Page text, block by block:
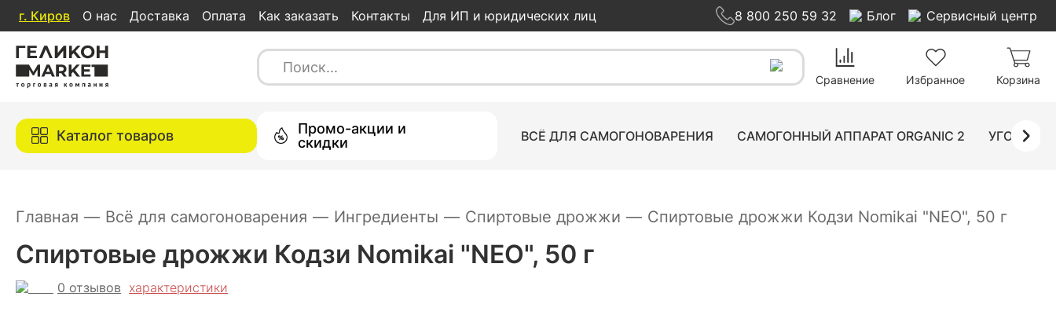
г. Киров О нас Доставка Оплата Как заказать Контакты Для ИП и юридических лиц 8 800 250 59 32 Блог Сервисный центр
Сравнение Избранное Корзина
Каталог товаров
Промо-акции и
скидки
ВСЁ ДЛЯ САМОГОНОВАРЕНИЯ САМОГОННЫЙ АППАРАТ ORGANIC 2
Главная — Всё для самогоноварения — Ингредиенты — Спиртовые дрожжи — Спиртовые дрожжи Кодзи Nomikai "NEO", 50 г
Спиртовые дрожжи Кодзи Nomikai "NEO", 50 г 88₽ Нет в наличии
Спиртовые дрожжи Кодзи Nomikai "NEO", 50 г
0 отзывов характеристики